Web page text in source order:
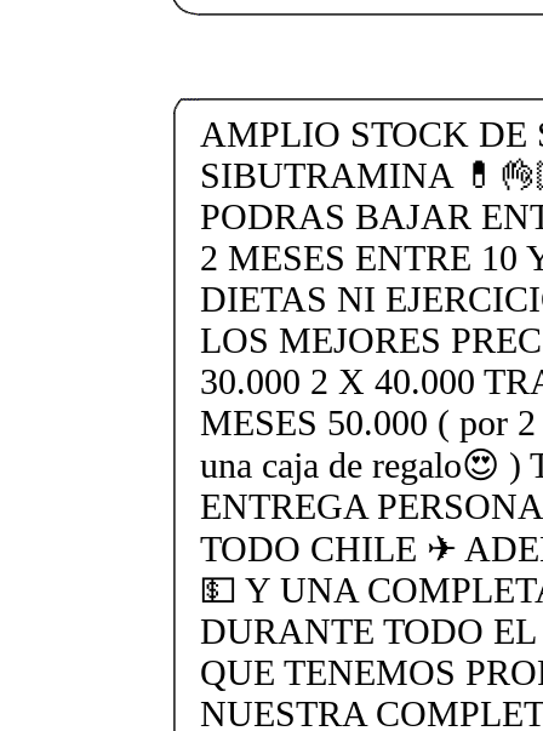
AMPLIO STOCK DE
SIBUTRAMINA
PODRAS BAJAR
2 MESES ENTRE 10
DIETAS NI
LOS MEJORES
30.000 2 X 40.000
MESES 50.000 ( por
una caja de regalo😍 )
ENTREGA
TODO CHILE ✈
💵 Y UNA
DURANTE TODO EL
QUE TENEMOS
NUESTRA